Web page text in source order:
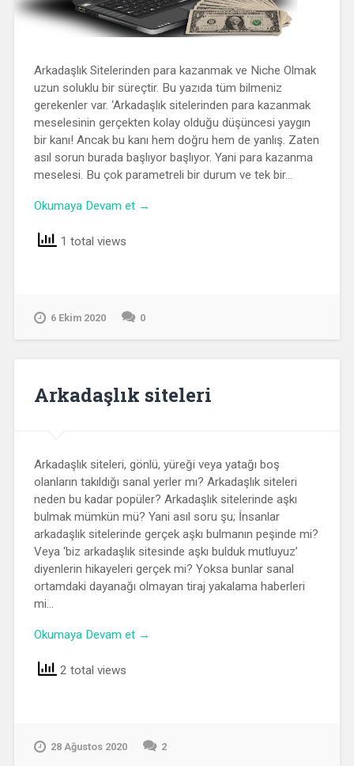
Arkadaşlık Sitelerinden para kazanmak ve Niche Olmak
uzun soluklu bir süreçtir. Bu yazıda tüm bilmeniz
gerekenler var. ‘Arkadaşlık sitelerinden para kazanmak
meselesinin gerçekten kolay olduğu düşüncesi yaygın
bir kanı! Ancak bu kanı hem doğru hem de yanlış. Zaten
asıl sorun burada başlıyor başlıyor. Yani para kazanma
meselesi. Bu çok parametreli bir durum ve tek bir…
Okumaya Devam et →
1 total views
6 Ekim 2020 0
Arkadaşlık siteleri
Arkadaşlık siteleri, gönlü, yüreği veya yatağı boş
olanların takıldığı sanal yerler mı? Arkadaşlık siteleri
neden bu kadar popüler? Arkadaşlık sitelerinde aşkı
bulmak mümkün mü? Yani asıl soru şu; İnsanlar
arkadaşlık sitelerinde gerçek aşkı bulmanın peşinde mi?
Veya ‘biz arkadaşlık sitesinde aşkı bulduk mutluyuz’
diyenlerin hikayeleri gerçek mi? Yoksa bunlar sanal
ortamdaki dayanağı olmayan tiraj yakalama haberleri
mi…
Okumaya Devam et →
2 total views
28 Ağustos 2020 2